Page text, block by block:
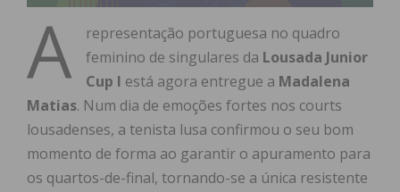
A
representação portuguesa no quadro
feminino de singulares da Lousada Junior
Cup I está agora entregue a Madalena
Matias. Num dia de emoções fortes nos courts
lousadenses, a tenista lusa confirmou o seu bom
momento de forma ao garantir o apuramento para
os quartos-de-final, tornando-se a única resistente